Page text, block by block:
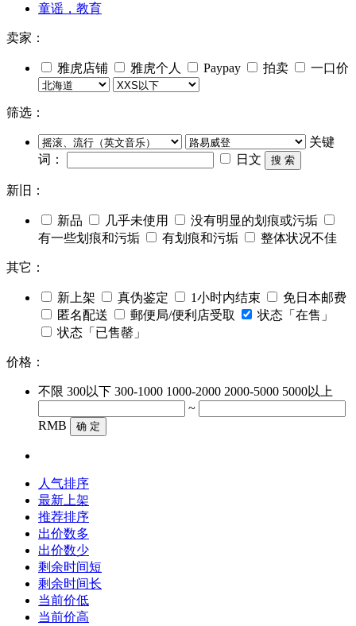
童谣，教育
卖家：
雅虎店铺 雅虎个人 Paypay 拍卖 一口价
筛选：
关键
词：
日文 搜 索
新旧：
新品 几乎未使用
没有明显的划痕或污垢
有一些划痕和污垢
有划痕和污垢 整体状况不佳
其它：
新上架 真伪鉴定 1小时内结束
免日本邮费
匿名配送
郵便局/便利店受取
状态「在售」
状态「已售罄」
价格：
不限 300以下 300-1000 1000-2000 2000-5000 5000以上
~
RMB
确 定
人气排序
最新上架
推荐排序
出价数多
出价数少
剩余时间短
剩余时间长
当前价低
当前价高